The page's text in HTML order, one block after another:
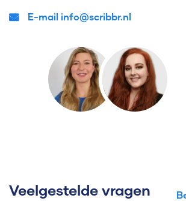
E-mail info@scribbr.nl
Veelgestelde vragen